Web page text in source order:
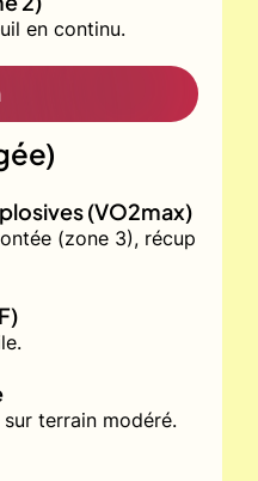
en continu.
(VO2max)
(zone 3), récup
terrain modéré.